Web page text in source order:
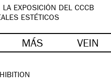
LA EXPOSICIÓN DEL CCCB
ESTÉTICOS
MÁS VEIN